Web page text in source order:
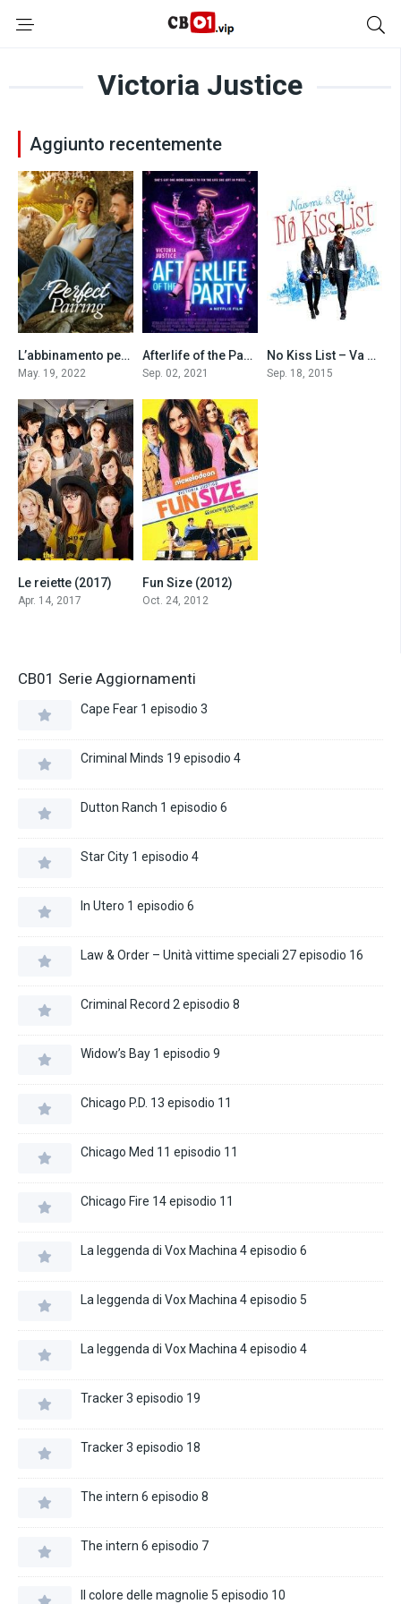
Victoria Justice
Aggiunto recentemente
7.3L’abbinamento perfetto (2022)
May. 19, 2022
0
Afterlife of the Party (2021)
Sep. 02, 2021
5.6
No Kiss List – Va a finire che ti amo (2015)
Sep. 18, 2015
5.5
Le reiette (2017)
Apr. 14, 2017
Fun Size (2012)
Oct. 24, 2012
CB01 Serie Aggiornamenti
Cape Fear 1 episodio 3
Criminal Minds 19 episodio 4
Dutton Ranch 1 episodio 6
Star City 1 episodio 4
In Utero 1 episodio 6
Law & Order – Unità vittime speciali 27 episodio 16
Criminal Record 2 episodio 8
Widow’s Bay 1 episodio 9
Chicago P.D. 13 episodio 11
Chicago Med 11 episodio 11
Chicago Fire 14 episodio 11
La leggenda di Vox Machina 4 episodio 6
La leggenda di Vox Machina 4 episodio 5
La leggenda di Vox Machina 4 episodio 4
Tracker 3 episodio 19
Tracker 3 episodio 18
The intern 6 episodio 8
The intern 6 episodio 7
Il colore delle magnolie 5 episodio 10